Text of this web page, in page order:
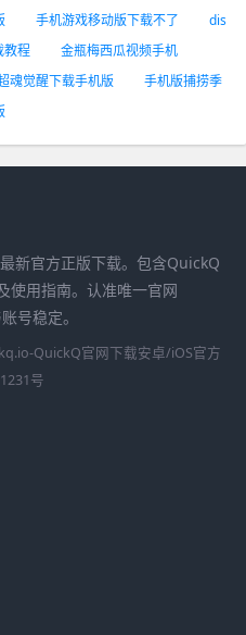
手机游戏移动版下载不了
dis
教程
金瓶梅西瓜视频手机
魂觉醒下载手机版
手机版捕捞季
新官方正版下载。包含QuickQ
使用指南。认准唯一官网
号稳定。
QuickQ官网下载安卓/iOS官方
号